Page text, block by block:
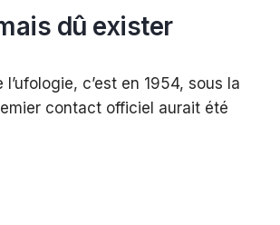
dû exister
c’est en 1954, sous la
contact officiel aurait été